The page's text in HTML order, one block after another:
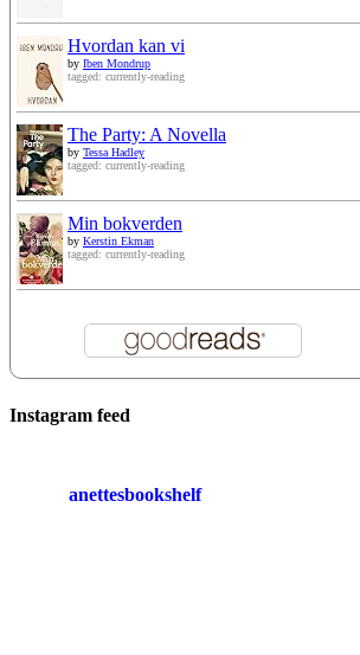
Hvordan kan vi
by Iben Mondrup
tagged: currently-reading
The Party: A Novella
by Tessa Hadley
tagged: currently-reading
Min bokverden
by Kerstin Ekman
tagged: currently-reading
Instagram feed
anettesbookshelf